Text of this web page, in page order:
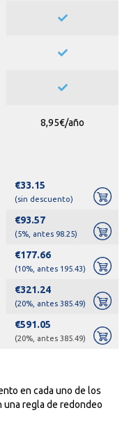
8,95€/año
€33.15
(sin descuento)
€93.57
(5%, antes 98.25)
€177.66
(10%, antes 195.43)
€321.24
(20%, antes 385.49)
€591.05
(20%, antes 385.49)
en cada uno de los
una regla de redondeo